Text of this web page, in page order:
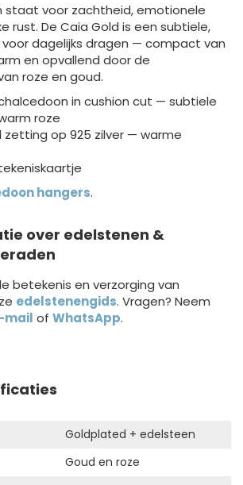
staat voor zachtheid, emotionele
rust. De Caia Gold is een subtiele,
dagelijks dragen — compact van
en opvallend door de
roze en goud.
in cushion cut — subtiele
roze
op 925 zilver — warme
hangers.
over edelstenen &
betekenis en verzorging van
edelstenengids. Vragen? Neem
mail of WhatsApp.
Goldplated + edelsteen
Goud en roze